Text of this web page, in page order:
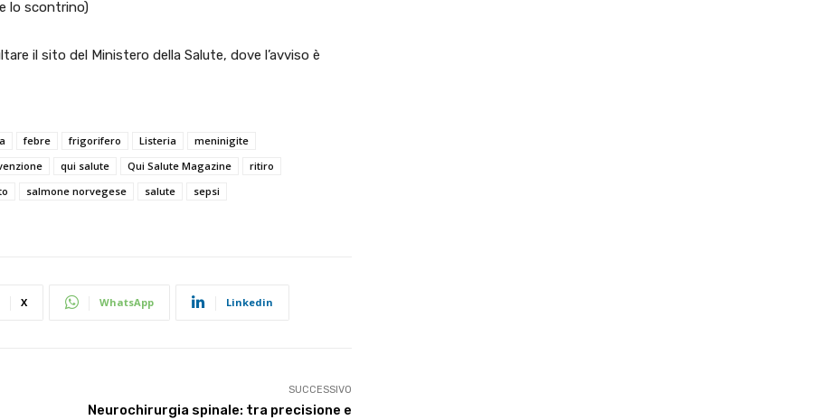
lo scontrino)
il sito del Ministero della Salute, dove l’avviso è
febre frigorifero Listeria
meninigite
qui salute Qui Salute Magazine
ritiro
salmone norvegese salute
sepsi
X WhatsApp Linkedin
SUCCESSIVO
Neurochirurgia spinale: tra precisione e